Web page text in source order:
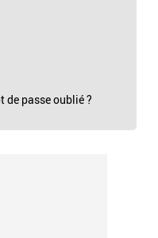
de passe oublié ?